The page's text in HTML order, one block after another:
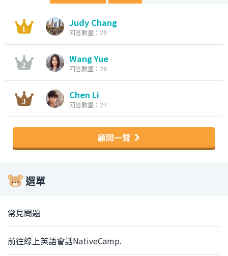
Judy Chang
回答數量：29
Wang Yue
回答數量：28
Chen Li
回答數量：27
顧問一覽
選單
常見問題
前往線上英語會話NativeCamp.